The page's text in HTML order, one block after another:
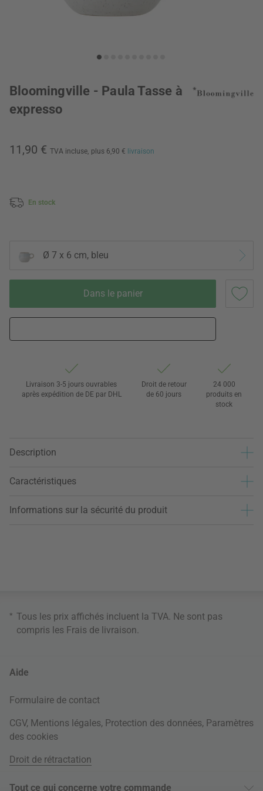
Bloomingville - Paula Tasse à
expresso
11,90 € TVA incluse, plus 6,90 € livraison
En stock
Ø 7 x 6 cm, bleu
Dans le panier
Livraison 3-5 jours ouvrables
après expédition de DE par DHL
Droit de retour
de 60 jours
24 000
produits en
stock
Description
Caractéristiques
Informations sur la sécurité du produit
* Tous les prix affichés incluent la TVA. Ne sont pas
compris les Frais de livraison
Aide
Formulaire de contact
CGV, Mentions légales, Protection des données, Paramètres
des cookies
Droit de rétractation
Tout ce qui concerne votre commande